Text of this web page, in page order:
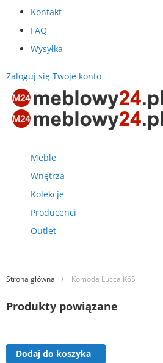
Kontakt
FAQ
Wysyłka
Zaloguj się Twoje konto
Meble
Wnętrza
Kolekcje
Producenci
Outlet
Strona główna Komoda Lucca K6S
Produkty powiązane
Dodaj do koszyka